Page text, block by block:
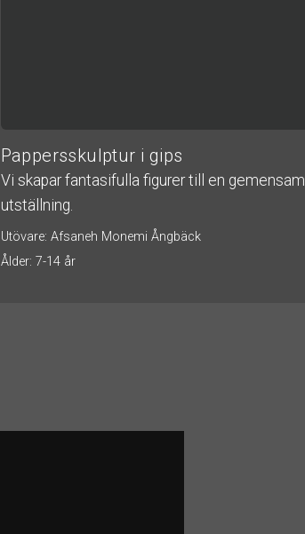
Pappersskulptur i gips
Vi skapar fantasifulla figurer till en gemensam
utställning.
Utövare: Afsaneh Monemi Ångbäck
Ålder: 7-14 år